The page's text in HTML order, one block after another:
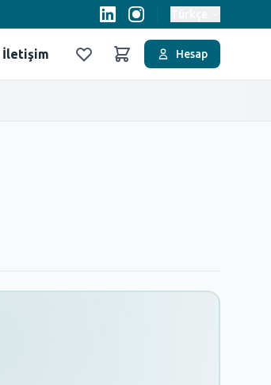
İletişim
FavorilerSepet
Hesap